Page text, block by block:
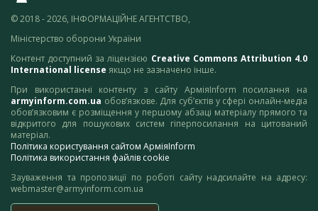
© 2018 - 2026, ІНФОРМАЦІЙНЕ АГЕНТСТВО,
Міністерство оборони України
Контент доступний за ліцензією Creative Commons Attribution 4.0
International license якщо не зазначено інше.
При використанні контенту з сайту АрміяInform посилання на
armyinform.com.ua обов’язкове. Для суб’єктів у сфері онлайн-медіа
обов’язковим є розміщення у першому абзаці матеріалу прямого та
відкритого для пошукових систем гіперпосилання на цитований
матеріал.
Політика користування сайтом АрміяInform
Політика використання файлів cookie
Зауваження та пропозиції по роботі сайту надсилайте на адресу:
webmaster@armyinform.com.ua